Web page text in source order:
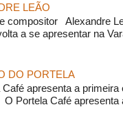
LEÃO
compositor Alexandre
a se apresentar na
DO PORTELA
Café apresenta a
Portela Café apresenta